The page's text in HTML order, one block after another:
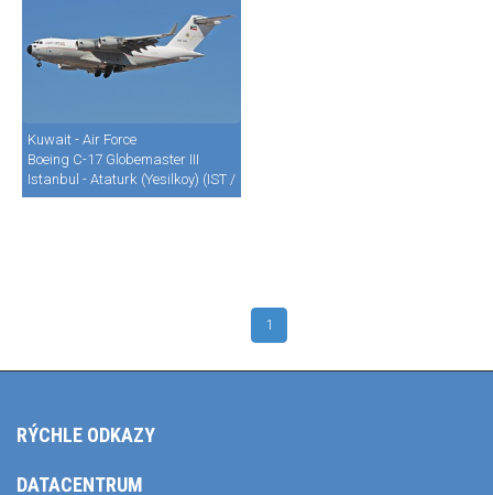
Kuwait - Air Force
Boeing C-17 Globemaster III
Istanbul - Ataturk (Yesilkoy) (IST / LTBA)
1
RÝCHLE ODKAZY
DATACENTRUM